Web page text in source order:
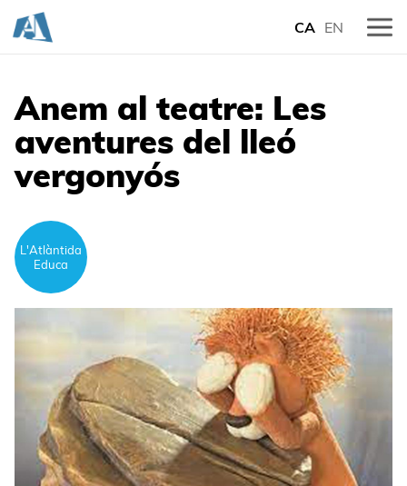
CA EN
Anem al teatre: Les
aventures del lleó
vergonyós
L'Atlàntida
Educa